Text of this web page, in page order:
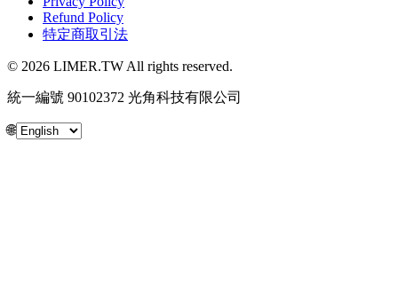
Refund Policy
特定商取引法
© 2026 LIMER.TW All rights reserved.
統一編號 90102372 光角科技有限公司
🌐